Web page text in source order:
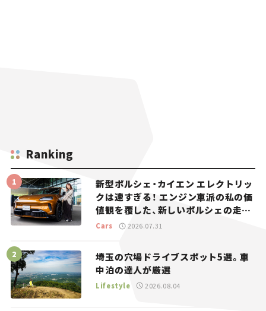
Ranking
新型ポルシェ・カイエン エレクトリッ
クは速すぎる！ エンジン車派の私の価
値観を覆した、新しいポルシェの走
り。
Cars 2026.07.31
埼玉の穴場ドライブスポット5選。車
中泊の達人が厳選
Lifestyle 2026.08.04